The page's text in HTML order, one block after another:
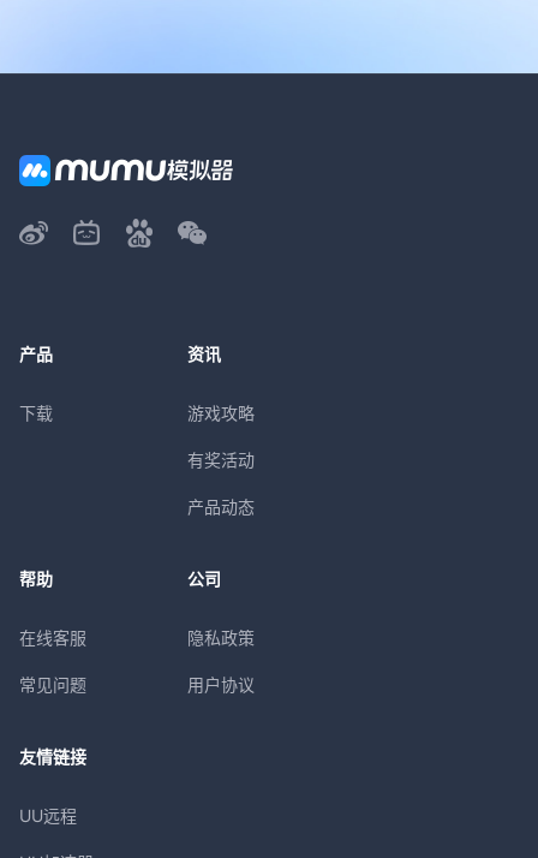
产品
下载
资讯
游戏攻略
有奖活动
产品动态
帮助
在线客服
常见问题
公司
隐私政策
用户协议
友情链接
UU远程